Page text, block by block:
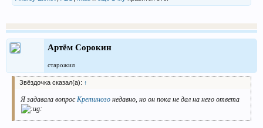
Артём Сорокин
старожил
Звёздочка сказал(а): ↑
Я задавала вопрос Кретинозо недавно, но он пока не дал на него ответа